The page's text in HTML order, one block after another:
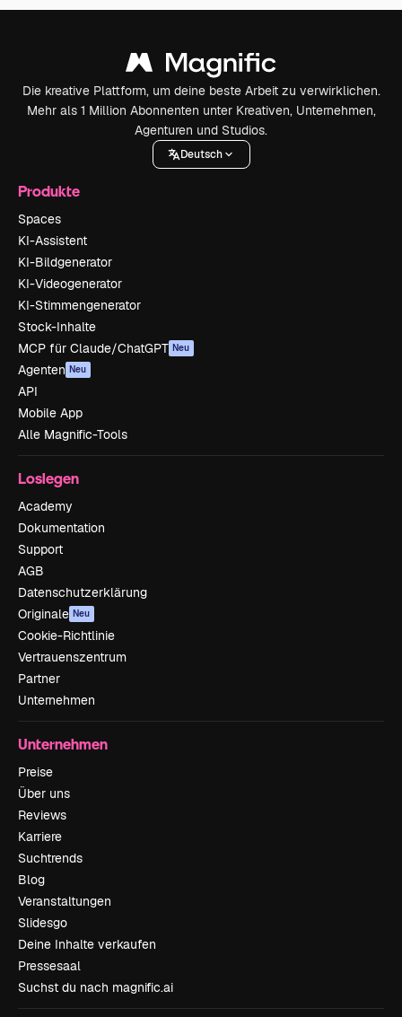
Die kreative Plattform, um deine beste Arbeit zu verwirklichen.
Mehr als 1 Million Abonnenten unter Kreativen, Unternehmen,
Agenturen und Studios.
Deutsch
Produkte
Spaces
KI-Assistent
KI-Bildgenerator
KI-Videogenerator
KI-Stimmengenerator
Stock-Inhalte
MCP für Claude/ChatGPT Neu
Agenten Neu
API
Mobile App
Alle Magnific-Tools
Loslegen
Academy
Dokumentation
Support
AGB
Datenschutzerklärung
Originale Neu
Cookie-Richtlinie
Vertrauenszentrum
Partner
Unternehmen
Unternehmen
Preise
Über uns
Reviews
Karriere
Suchtrends
Blog
Veranstaltungen
Slidesgo
Deine Inhalte verkaufen
Pressesaal
Suchst du nach magnific.ai